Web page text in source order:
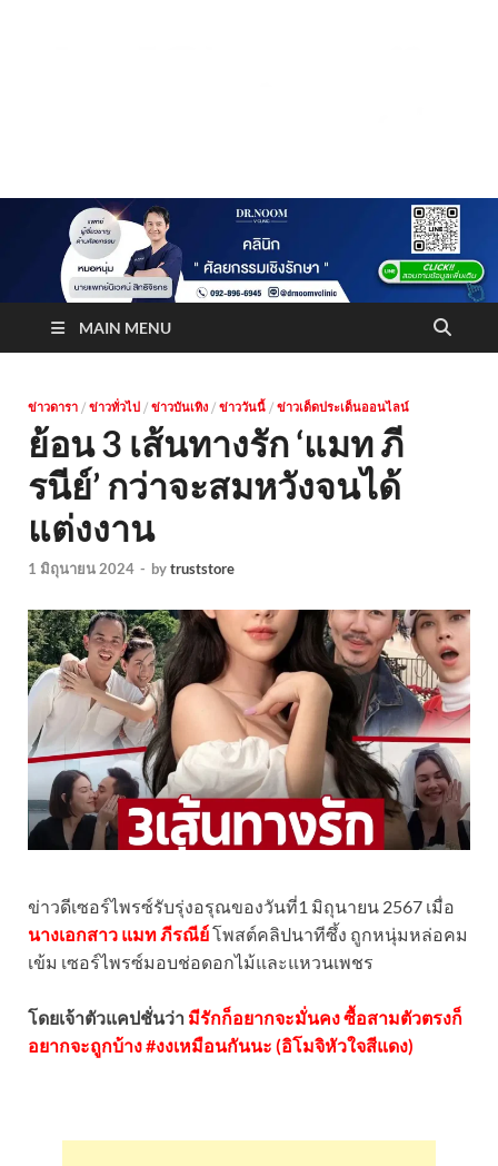
Truststoreonline
MAIN MENU
ข่าวดารา / ข่าวทั่วไป / ข่าวบันเทิง / ข่าววันนี้ / ข่าวเด็ดประเด็นออนไลน์
ย้อน 3 เส้นทางรัก ‘แมท ภี
รนีย์’ กว่าจะสมหวังจนได้
แต่งงาน
1 มิถุนายน 2024 - bytruststore
ข่าวดีเซอร์ไพรซ์รับรุ่งอรุณของวันที่1 มิถุนายน 2567 เมื่อ
นางเอกสาว แมท ภีรณีย์โพสต์คลิปนาทีซึ้ง ถูกหนุ่มหล่อคม
เข้ม เซอร์ไพรซ์มอบช่อดอกไม้และแหวนเพชร
โดยเจ้าตัวแคปชั่นว่า มีรักก็อยากจะมั่นคง ซื้อสามตัวตรงก็
อยากจะถูกบ้าง #งงเหมือนกันนะ (อิโมจิหัวใจสีแดง)